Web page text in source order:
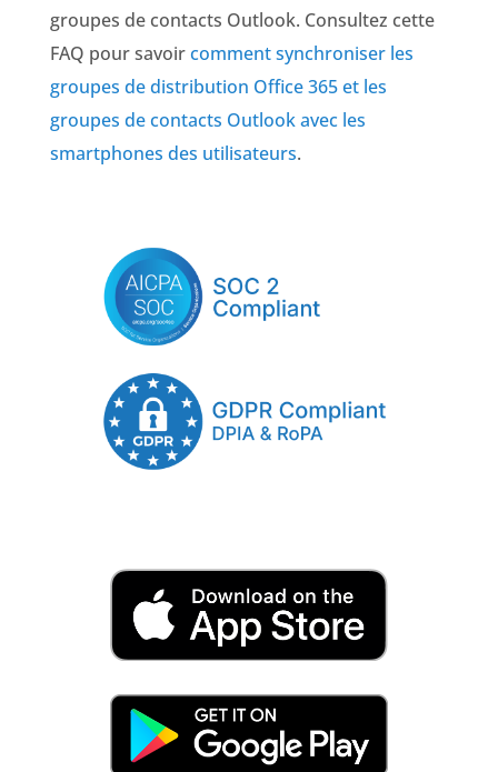
groupes de contacts Outlook. Consultez cette
FAQ pour savoircomment synchroniser les
groupes de distribution Office 365 et les
groupes de contacts Outlook avec les
smartphones des utilisateurs.